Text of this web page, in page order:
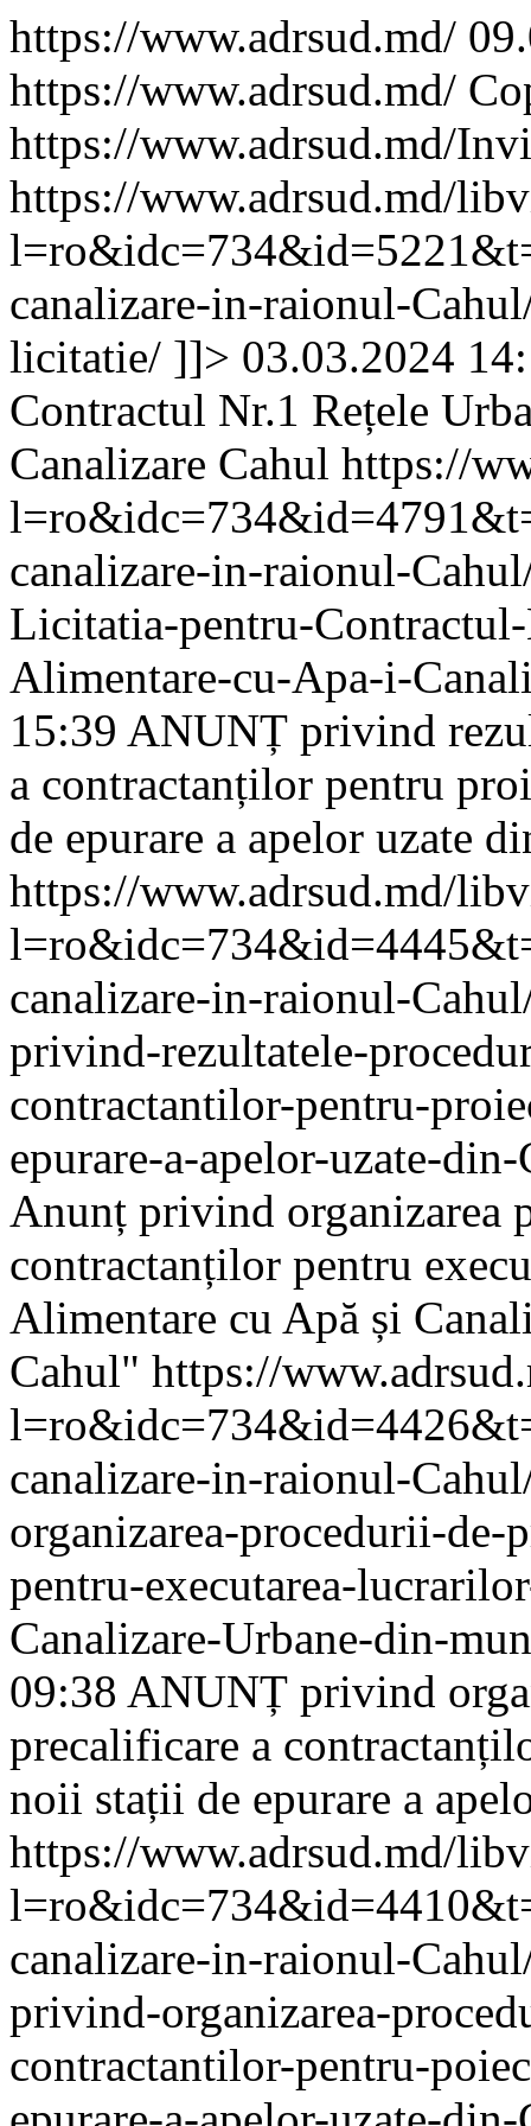
https://www.adrsud.md/
https://www.adrsud.md/
https://www.adrsud.md/
https://www.adrsud.md/
canalizare-in-raionul-
licitatie/ ]]> 03.03.2024
Contractul Nr.1 Rețele
Canalizare Cahul https://
canalizare-in-raionul-
Licitatia-pentru-
Alimentare-cu-Apa-i-
15:39 ANUNȚ privind
a contractanților pentru
de epurare a apelor uzate
https://www.adrsud.md/
canalizare-in-raionul-
privind-rezultatele-
contractantilor-pentru-
epurare-a-apelor-uzate-
Anunț privind organizarea
contractanților pentru
Alimentare cu Apă și
Cahul" https://
canalizare-in-raionul-
organizarea-procedurii-
pentru-executarea-
Canalizare-Urbane-din-
09:38 ANUNȚ privind
precalificare a
noii stații de epurare a
https://www.adrsud.md/
canalizare-in-raionul-
privind-organizarea-
contractantilor-pentru-